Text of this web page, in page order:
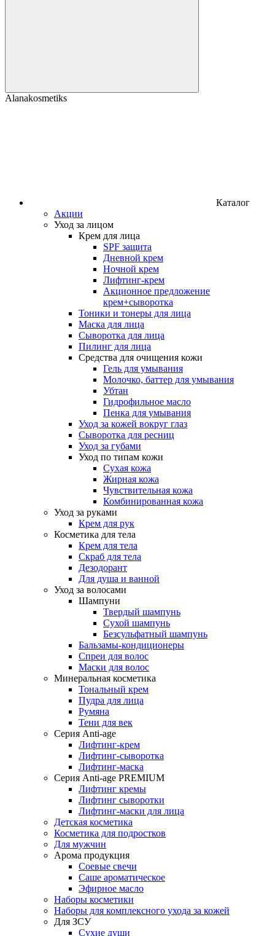
Alanakosmetiks
Каталог
Акции
Уход за лицом
Крем для лица
SPF защита
Дневной крем
Ночной крем
Лифтинг-крем
Акционное предложение
крем+сыворотка
Тоники и тонеры для лица
Маска для лица
Сыворотка для лица
Пилинг для лица
Средства для очищения кожи
Гель для умывания
Молочко, баттер для умывания
Убтан
Гидрофильное масло
Пенка для умывания
Уход за кожей вокруг глаз
Сыворотка для ресниц
Уход за губами
Уход по типам кожи
Сухая кожа
Жирная кожа
Чувствительная кожа
Комбинированная кожа
Уход за руками
Крем для рук
Косметика для тела
Крем для тела
Скраб для тела
Дезодорант
Для душа и ванной
Уход за волосами
Шампуни
Твердый шампунь
Сухой шампунь
Безсульфатный шампунь
Бальзамы-кондиционеры
Спреи для волос
Маски для волос
Минеральная косметика
Тональный крем
Пудра для лица
Румяна
Тени для век
Серия Anti-age
Лифтинг-крем
Лифтинг-сыворотка
Лифтинг-маска
Cерия Anti-age PREMIUM
Лифтинг кремы
Лифтинг сыворотки
Лифтинг-маски для лица
Детская косметика
Косметика для подростков
Для мужчин
Арома продукция
Соевые свечи
Саше ароматическое
Эфирное масло
Наборы косметики
Наборы для комплексного ухода за кожей
Для ЗСУ
Сухие души